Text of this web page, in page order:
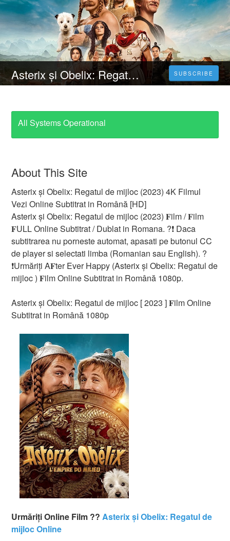
Asterix și Obelix: Regatul de mijloc (2023) 4K Filmul Vezi Online Subtitrat in Română [HD] SUBSCRIBE
All Systems Operational
About This Site
Asterix și Obelix: Regatul de mijloc (2023) 4K Filmul
Vezi Online Subtitrat in Română [HD]
Asterix și Obelix: Regatul de mijloc (2023) 𝐅ilm / 𝐅ilm
𝐅ULL Online Subtitrat / Dublat in Romana. ?❗️️ Daca
subtitrarea nu porneste automat, apasati pe butonul CC
de player si selectati limba (Romanian sau English). ?
❗️️Urmăriți A𝐅ter Ever Happy (Asterix și Obelix: Regatul de
mijloc ) 𝐅ilm Online Subtitrat in Română 1080p.
Asterix și Obelix: Regatul de mijloc [ 2023 ] 𝐅ilm Online
Subtitrat in Română 1080p
Urmăriți Online Film ?? Asterix și Obelix: Regatul de
mijloc Online